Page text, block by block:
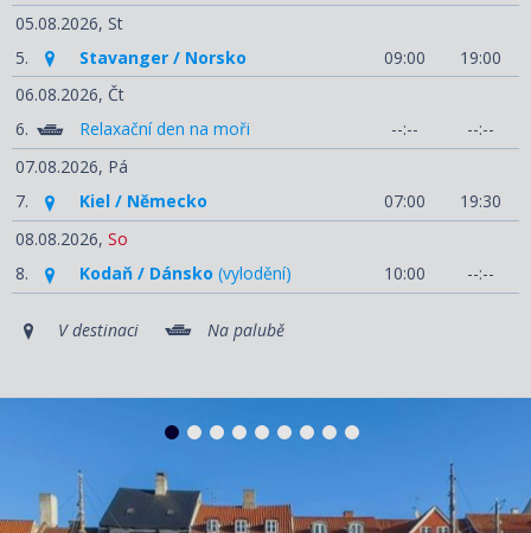
05.08.2026, St
5.
Stavanger / Norsko 09:00
19:00
06.08.2026, Čt
6.
Relaxační den na moři --:--
--:--
07.08.2026, Pá
7.
Kiel / Německo 07:00
19:30
08.08.2026, So
8.
Kodaň / Dánsko (vylodění) 10:00 --:--
V destinaci Na palubě